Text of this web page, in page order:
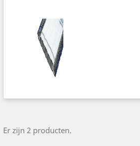
Er zijn 2 producten.